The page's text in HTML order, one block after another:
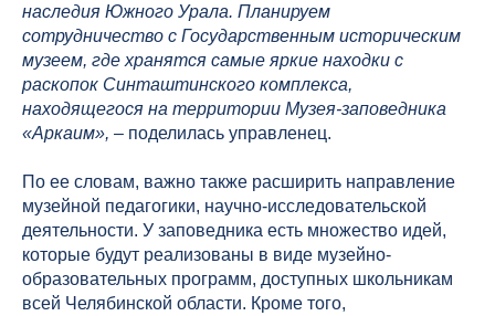
наследия Южного Урала. Планируем
сотрудничество с Государственным историческим
музеем, где хранятся самые яркие находки с
раскопок Синташтинского комплекса,
находящегося на территории Музея-заповедника
«Аркаим», – поделилась управленец.
По ее словам, важно также расширить направление
музейной педагогики, научно-исследовательской
деятельности. У заповедника есть множество идей,
которые будут реализованы в виде музейно-
образовательных программ, доступных школьникам
всей Челябинской области. Кроме того,